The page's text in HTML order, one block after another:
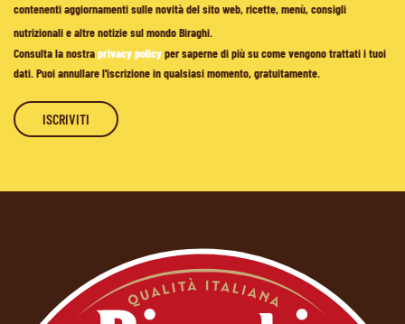
contenenti aggiornamenti sulle novità del sito web, ricette, menù, consigli
nutrizionali e altre notizie sul mondo Biraghi.
Consulta la nostraprivacy policyper saperne di più su come vengono trattati i tuoi
dati. Puoi annullare l'iscrizione in qualsiasi momento, gratuitamente.